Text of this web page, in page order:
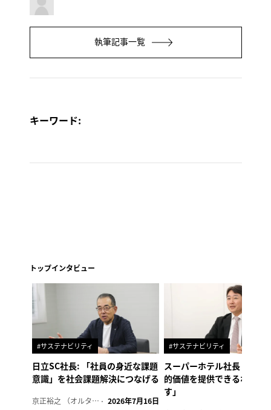
執筆記事一覧
キーワード:
トップインタビュー
#サステナビリティ
日立SC社長: 「社員の身近な課題
意識」を社会課題解決につなげる
京正裕之 （オルタナ副編集長） 2026年7月16日
#サステナビリティ
スーパーホテル社長「地域
的価値を提供できるホテル
す」